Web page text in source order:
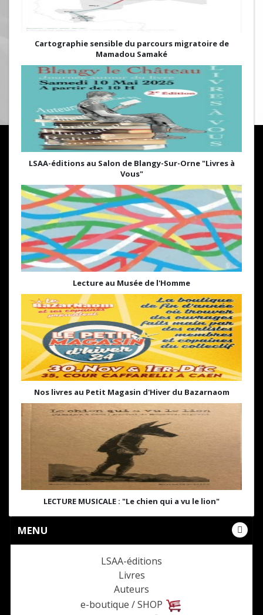
Cartographie sensible du parcours migratoire de
Mamadou Samaké
LSAA-éditions au Salon de Blangy-Sur-Orne "Livres à
Vous"
Lecture au Musée de l'Homme
Nos livres au Petit Magasin d'Hiver du Bazarnaom
LECTURE MUSICALE : "Le chien qui a vu le lion"
MENU
LSAA-éditions
Livres
Auteurs
e-boutique / SHOP